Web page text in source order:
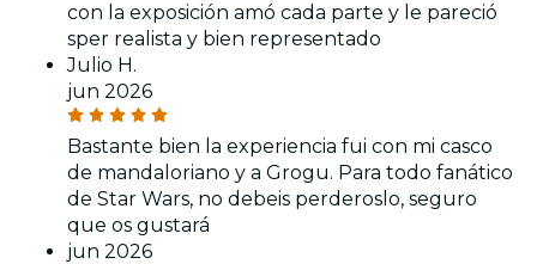
con la exposición amó cada parte y le pareció
sper realista y bien representado
Julio H.
jun 2026
Bastante bien la experiencia fui con mi casco
de mandaloriano y a Grogu. Para todo fanático
de Star Wars, no debeis perderoslo, seguro
que os gustará
jun 2026